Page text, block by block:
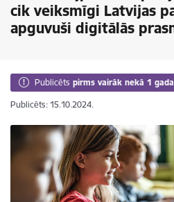
cik veiksmīgi Latvijas
apguvuši digitālās
Publicēts pirms vairāk nekā 1 gada
Publicēts: 15.10.2024.